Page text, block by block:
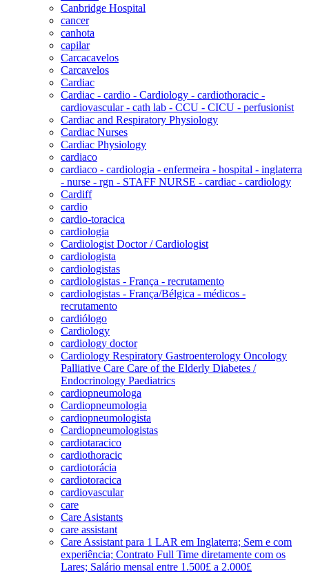
Canbridge Hospital
cancer
canhota
capilar
Carcacavelos
Carcavelos
Cardiac
Cardiac - cardio - Cardiology - cardiothoracic -
cardiovascular - cath lab - CCU - CICU - perfusionist
Cardiac and Respiratory Physiology
Cardiac Nurses
Cardiac Physiology
cardiaco
cardiaco - cardiologia - enfermeira - hospital - inglaterra
- nurse - rgn - STAFF NURSE - cardiac - cardiology
Cardiff
cardio
cardio-toracica
cardiologia
Cardiologist Doctor / Cardiologist
cardiologista
cardiologistas
cardiologistas - França - recrutamento
cardiologistas - França/Bélgica - médicos -
recrutamento
cardiólogo
Cardiology
cardiology doctor
Cardiology Respiratory Gastroenterology Oncology
Palliative Care Care of the Elderly Diabetes /
Endocrinology Paediatrics
cardiopneumologa
Cardiopneumologia
cardiopneumologista
Cardiopneumologistas
cardiotaracico
cardiothoracic
cardiotorácia
cardiotoracica
cardiovascular
care
Care Asistants
care assistant
Care Assistant para 1 LAR em Inglaterra; Sem e com
experiência; Contrato Full Time diretamente com os
Lares; Salário mensal entre 1.500£ a 2.000£